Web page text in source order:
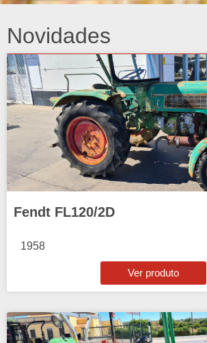
Novidades
Fendt FL120/2D
1958
Ver produto